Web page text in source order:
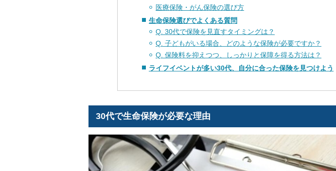
医療保険・がん保険の選び方
生命保険選びでよくある質問
Q. 30代で保険を見直すタイミングは？
Q. 子どもがいる場合、どのような保険が必要ですか？
Q. 保険料を抑えつつ、しっかりと保障を得る方法は？
ライフイベントが多い30代、自分に合った保険を見つけよう
30代で生命保険が必要な理由